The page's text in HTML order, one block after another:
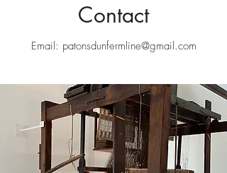
Contact
Email: patonsdunfermline@gmail.com